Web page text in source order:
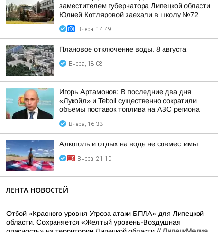
заместителем губернатора Липецкой области
Юлией Котляровой заехали в школу №72
Вчера, 14:49
Плановое отключение воды. 8 августа
Вчера, 18:08
Игорь Артамонов: В последние два дня
«Лукойл» и Teboil существенно сократили
объёмы поставок топлива на АЗС региона
Вчера, 16:33
Алкоголь и отдых на воде не совместимы
Вчера, 21:10
ЛЕНТА НОВОСТЕЙ
Отбой «Красного уровня-Угроза атаки БПЛА» для Липецкой
области. Сохраняется «Желтый уровень-Воздушная